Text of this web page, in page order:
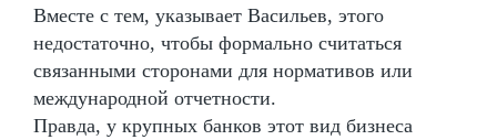
Вместе с тем, указывает Васильев, этого
недостаточно, чтобы формально считаться
связанными сторонами для нормативов или
международной отчетности.
Правда, у крупных банков этот вид бизнеса